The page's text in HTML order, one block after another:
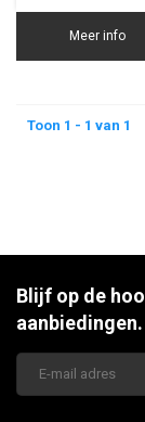
Meer info
Toon 1 - 1 van 1
Blijf op de